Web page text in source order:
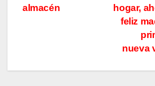
hogar,
feliz
nueva
almacén